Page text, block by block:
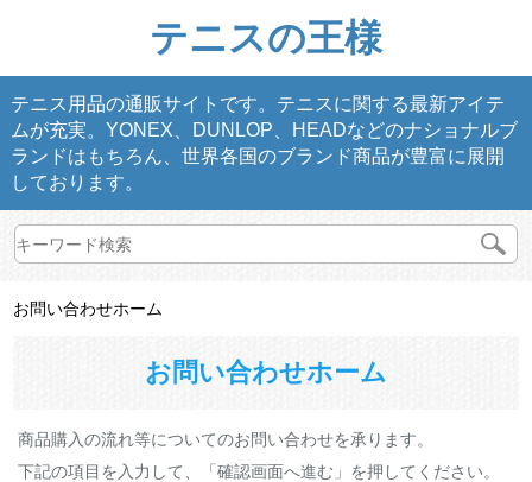
テニスの王様
テニス用品の通販サイトです。テニスに関する最新アイテ
ムが充実。YONEX、DUNLOP、HEADなどのナショナルブ
ランドはもちろん、世界各国のブランド商品が豊富に展開
しております。
お問い合わせホーム
お問い合わせホーム
商品購入の流れ等についてのお問い合わせを承ります。
下記の項目を入力して、「確認画面へ進む」を押してください。